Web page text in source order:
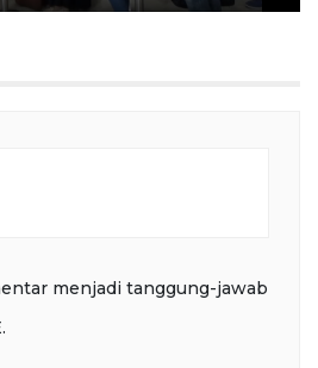
Mute Settings
PIP
menjadi tanggung-jawab